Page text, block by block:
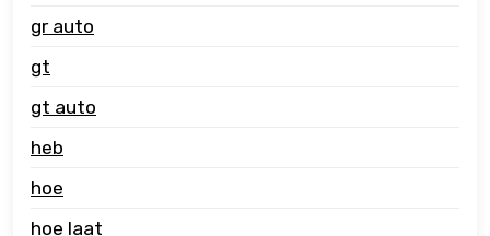
gr auto
gt
gt auto
heb
hoe
hoe laat